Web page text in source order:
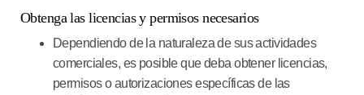
Obtenga las licencias y permisos necesarios
Dependiendo de la naturaleza de sus actividades
comerciales, es posible que deba obtener licencias,
permisos o autorizaciones específicas de las